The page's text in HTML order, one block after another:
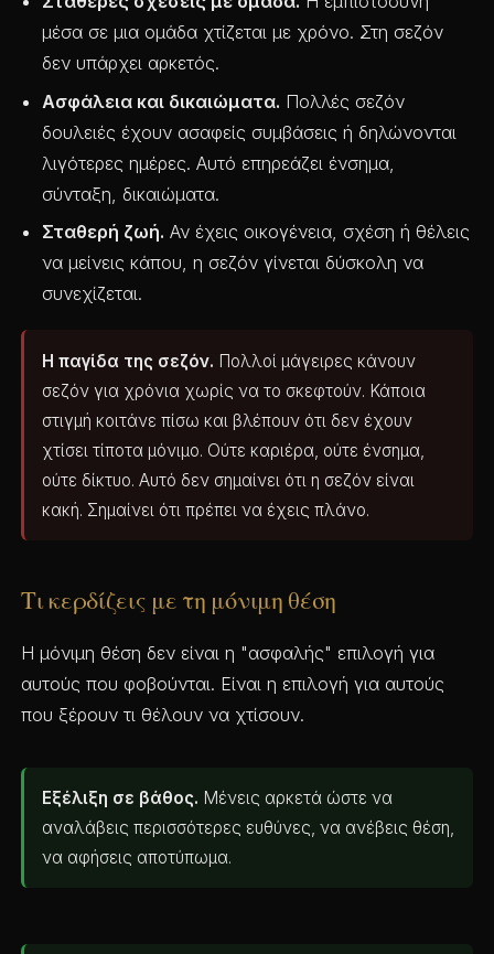
μέσα σε μια ομάδα χτίζεται με χρόνο. Στη σεζόν
δεν υπάρχει αρκετός.
Ασφάλεια και δικαιώματα. Πολλές σεζόν
δουλειές έχουν ασαφείς συμβάσεις ή δηλώνονται
λιγότερες ημέρες. Αυτό επηρεάζει ένσημα,
σύνταξη, δικαιώματα.
Σταθερή ζωή. Αν έχεις οικογένεια, σχέση ή θέλεις
να μείνεις κάπου, η σεζόν γίνεται δύσκολη να
συνεχίζεται.
Η παγίδα της σεζόν. Πολλοί μάγειρες κάνουν
σεζόν για χρόνια χωρίς να το σκεφτούν. Κάποια
στιγμή κοιτάνε πίσω και βλέπουν ότι δεν έχουν
χτίσει τίποτα μόνιμο. Ούτε καριέρα, ούτε ένσημα,
ούτε δίκτυο. Αυτό δεν σημαίνει ότι η σεζόν είναι
κακή. Σημαίνει ότι πρέπει να έχεις πλάνο.
Τι κερδίζεις με τη μόνιμη θέση
Η μόνιμη θέση δεν είναι η "ασφαλής" επιλογή για
αυτούς που φοβούνται. Είναι η επιλογή για αυτούς
που ξέρουν τι θέλουν να χτίσουν.
Εξέλιξη σε βάθος. Μένεις αρκετά ώστε να
αναλάβεις περισσότερες ευθύνες, να ανέβεις θέση,
να αφήσεις αποτύπωμα.